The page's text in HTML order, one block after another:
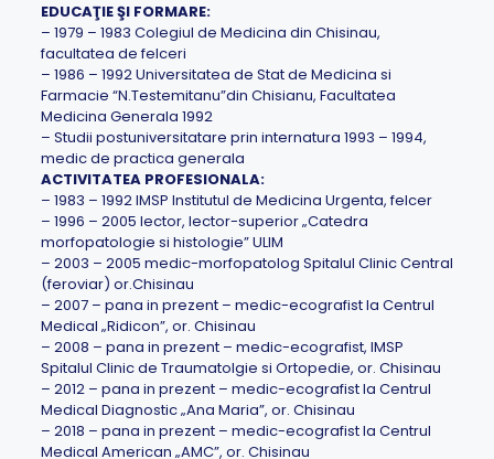
EDUCAŢIE ŞI FORMARE:
– 1979 – 1983 Colegiul de Medicina din Chisinau,
facultatea de felceri
– 1986 – 1992 Universitatea de Stat de Medicina si
Farmacie “N.Testemitanu”din Chisianu, Facultatea
Medicina Generala 1992
– Studii postuniversitatare prin internatura 1993 – 1994,
medic de practica generala
ACTIVITATEA PROFESIONALA:
– 1983 – 1992 IMSP Institutul de Medicina Urgenta, felcer
– 1996 – 2005 lector, lector-superior „Catedra
morfopatologie si histologie” ULIM
– 2003 – 2005 medic-morfopatolog Spitalul Clinic Central
(feroviar) or.Chisinau
– 2007 – pana in prezent – medic-ecografist la Centrul
Medical „Ridicon”, or. Chisinau
– 2008 – pana in prezent – medic-ecografist, IMSP
Spitalul Clinic de Traumatolgie si Ortopedie, or. Chisinau
– 2012 – pana in prezent – medic-ecografist la Centrul
Medical Diagnostic „Ana Maria”, or. Chisinau
– 2018 – pana in prezent – medic-ecografist la Centrul
Medical American „AMC”, or. Chisinau